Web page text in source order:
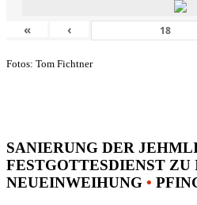
« ‹
Fotos: Tom Fichtner
SANIERUNG DER
FESTGOTTESDIENST ZU
NEUEINWEIHUNG •